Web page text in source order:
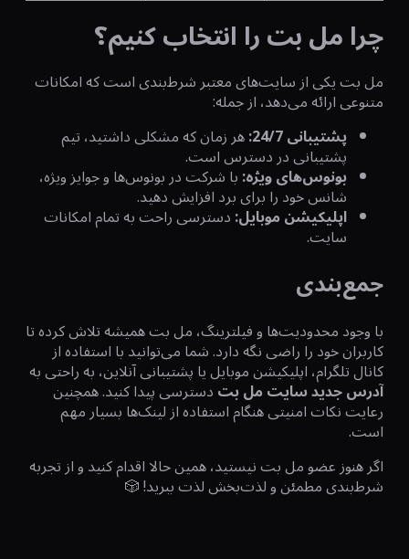
چرا مل بت را انتخاب کنیم؟
مل بت یکی از سایت‌های معتبر شرط‌بندی است که امکانات
متنوعی ارائه می‌دهد، از جمله:
پشتیبانی 24/7
:هر زمان که مشکلی داشتید، تیم
پشتیبانی در دسترس است.
بونوس‌های ویژه:با شرکت در بونوس‌ها و جوایز ویژه،
شانس خود را برای برد افزایش دهید.
اپلیکیشن موبایل:دسترسی راحت به تمام امکانات
سایت.
جمع‌بندی
با وجود محدودیت‌ها و فیلترینگ، مل بت همیشه تلاش کرده تا
کاربران خود را راضی نگه دارد. شما می‌توانید با استفاده از
کانال تلگرام، اپلیکیشن موبایل یا پشتیبانی آنلاین، به راحتی به
آدرس جدید سایت مل بتدسترسی پیدا کنید. همچنین
رعایت نکات امنیتی هنگام استفاده از لینک‌ها بسیار مهم
است.
اگر هنوز عضو مل بت نیستید، همین حالا اقدام کنید و از تجربه
شرط‌بندی مطمئن و لذت‌بخش لذت ببرید! 🎲